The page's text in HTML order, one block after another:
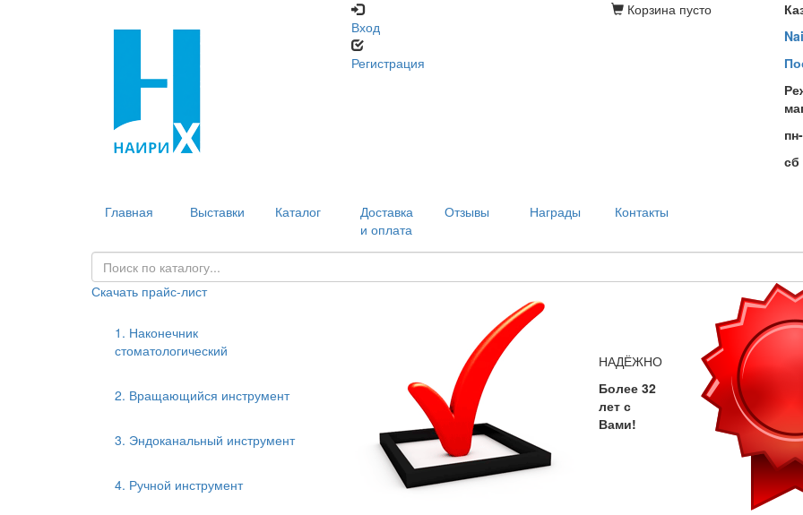
Вход
Регистрация
Корзина пусто
сб
Главная Выставки Каталог
Доставка
и оплата
Отзывы Награды Контакты
Скачать прайс-лист
1. Наконечник
стоматологический
2. Вращающийся инструмент
3. Эндоканальный инструмент
4. Ручной инструмент
НАДЁЖНО
Более 32
лет с
Вами!